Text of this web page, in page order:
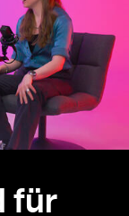
für